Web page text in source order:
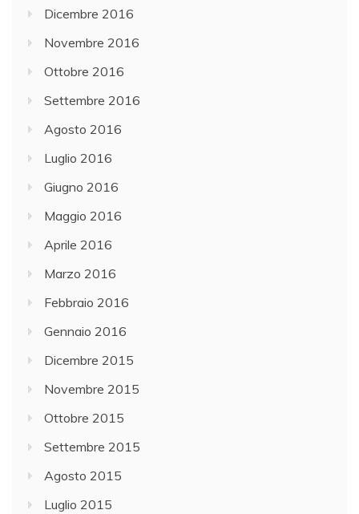
Dicembre 2016
Novembre 2016
Ottobre 2016
Settembre 2016
Agosto 2016
Luglio 2016
Giugno 2016
Maggio 2016
Aprile 2016
Marzo 2016
Febbraio 2016
Gennaio 2016
Dicembre 2015
Novembre 2015
Ottobre 2015
Settembre 2015
Agosto 2015
Luglio 2015